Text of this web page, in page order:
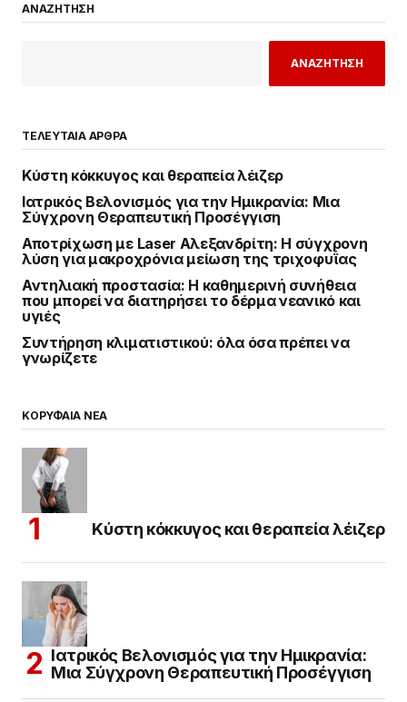
ΑΝΑΖΗΤΗΣΗ
ΑΝΑΖΗΤΗΣΗ
ΤΕΛΕΥΤΑΙΑ ΑΡΘΡΑ
Κύστη κόκκυγος και θεραπεία λέιζερ
Ιατρικός Βελονισμός για την Ημικρανία: Μια
Σύγχρονη Θεραπευτική Προσέγγιση
Αποτρίχωση με Laser Αλεξανδρίτη: Η σύγχρονη
λύση για μακροχρόνια μείωση της τριχοφυΐας
Αντηλιακή προστασία: Η καθημερινή συνήθεια
που μπορεί να διατηρήσει το δέρμα νεανικό και
υγιές
Συντήρηση κλιματιστικού: όλα όσα πρέπει να
γνωρίζετε
ΚΟΡΥΦΑΙΑ ΝΕΑ
Κύστη κόκκυγος και θεραπεία λέιζερ
Ιατρικός Βελονισμός για την Ημικρανία:
Μια Σύγχρονη Θεραπευτική Προσέγγιση